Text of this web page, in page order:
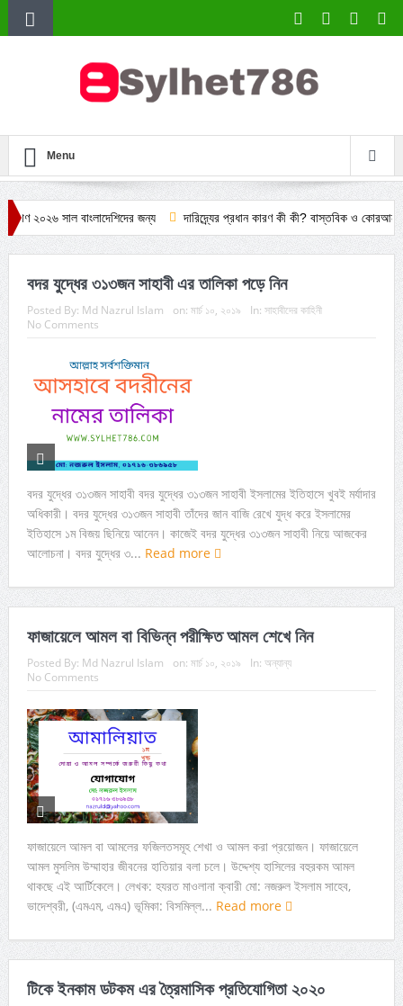
Menu
বাংলাদেশিদের জন্য দারিদ্র্যের প্রধান কারণ কী কী? বাস্তবিক ও কোরআন হাদিসভিত্তিক
বদর যুদ্ধের ৩১৩জন সাহাবী এর তালিকা পড়ে নিন
Posted By: Md Nazrul Islam on: মার্চ ১০, ২০১৯ In: সাহাবীদের কাহিনী
No Comments
বদর যুদ্ধের ৩১৩জন সাহাবী বদর যুদ্ধের ৩১৩জন সাহাবী ইসলামের ইতিহাসে খুবই মর্যাদার
অধিকারী। বদর যুদ্ধের ৩১৩জন সাহাবী তাঁদের জান বাজি রেখে যুদ্ধ করে ইসলামের
ইতিহাসে ১ম বিজয় ছিনিয়ে আনেন। কাজেই বদর যুদ্ধের ৩১৩জন সাহাবী নিয়ে আজকের
আলোচনা। বদর যুদ্ধের ৩... Read more
ফাজায়েলে আমল বা বিভিন্ন পরীক্ষিত আমল শেখে নিন
Posted By: Md Nazrul Islam on: মার্চ ১০, ২০১৯ In: অন্যান্য
No Comments
ফাজায়েলে আমল বা আমলের ফজিলতসমূহ শেখা ও আমল করা প্রয়োজন। ফাজায়েলে
আমল মুসলিম উম্মাহার জীবনের হাতিয়ার বলা চলে। উদ্দেশ্য হাসিলের বহুরকম আমল
থাকছে এই আর্টিকেলে। লেখক: হযরত মাওলানা ক্বারী মো: নজরুল ইসলাম সাহেব,
ভাদেশ্বরী, (এমএম, এমএ) ভূমিকা: বিসমিল্ল... Read more
টিকে ইনকাম ডটকম এর ত্রৈমাসিক প্রতিযোগিতা ২০২০